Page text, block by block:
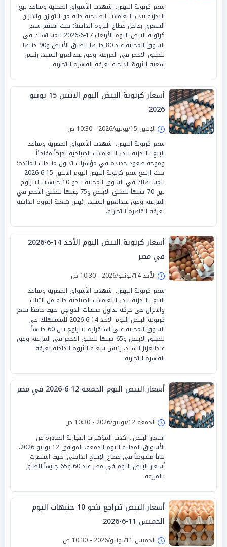
سعر كرتونة البيض.. شهدت الأسواق المحلية ومنافذ بيع
التجزئة ببدء التعاملات الصباحية حالة من التوازن والاتزان
السعري بداخل قطاع الثروة الداجنة؛ حيث استقر سعر
كرتونة البيض اليوم الأربعاء 17-6-2026 للمستهلك فى
السوق المحلية عند 80 جنيها للطبق الأبيض و90 جنيها
للطبق الأحمر فى المزرعة، وفق عبدالعزيز السيد، رئيس
شعبة الثروة الداجنة بغرفة القاهرة التجارية.
أسعار كرتونة البيض اليوم الاثنين 15 يونيو
2026
الإثنين 15/يونيو/2026 - 10:30 ص
سعر كرتونة البيض.. شهدت الأسواق المصرية ومنافذ
البيع بالتجزئة ببدء التعاملات الصباحية تحركاً مفاجئاً
وموجة صعود جديدة في مؤشرات تداول منتجات المائدة؛
حيث ارتفع سعر كرتونة البيض اليوم الاثنين 15-6-2026
للمستهلك في السوق المحلية بنحو 10 جنيهات ليتراوح
بين 70 جنيهاً للطبق الأبيض و75 جنيهاً للطبق الأحمر في
المزرعة، وفق عبدالعزيز السيد، رئيس شعبة الثروة الداجنة
بغرفة القاهرة التجارية.
أسعار كرتونة البيض اليوم الأحد 14-6-2026
في مصر
الأحد 14/يونيو/2026 - 10:30 ص
سعر كرتونة البيض.. شهدت الأسواق المصرية ومنافذ
البيع بالتجزئة ببدء التعاملات الصباحية حالة من الثبات
والاتزان في حركة تداول منتجات الدواجن؛ حيث حافظ سعر
كرتونة البيض اليوم الأحد 14-6-2026 للمستهلك في
السوق المحلية على استقراره ليتراوح بين 60 جنيهاً
للطبق الأبيض و65 جنيهاً للطبق الأحمر في المزرعة، وفق
عبدالعزيز السيد، رئيس شعبة الثروة الداجنة بغرفة
القاهرة التجارية.
أسعار البيض اليوم الجمعة 12-6-2026 في مصر
الجمعة 12/يونيو/2026 - 10:30 ص
أسعار البيض.. أكدت المؤشرات التجارية الصادرة عن
الأسواق المحلية اليوم الجمعة، الموافق 12 يونيو 2026،
ثباتاً ملحوظاً في قطاع الإنتاج الداجني؛ حيث استقرت
أسعار البيض اليوم في مصر عند 60 و65 جنيهاً للطبق
بالمزرعة.
أسعار البيض تتراجع بنحو 10 جنيهات اليوم
الخميس 11-6-2026
الخميس 11/يونيو/2026 - 10:30 ص